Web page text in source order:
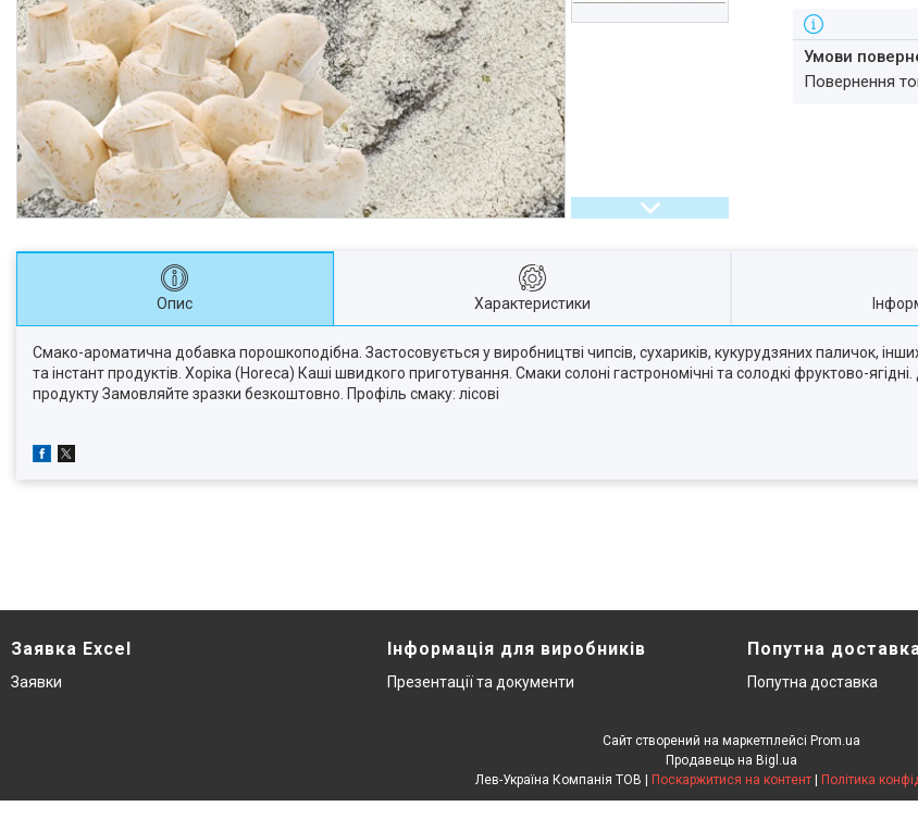
повернення
Опис Характеристики
Смако-ароматична добавка порошкоподібна. Застосовується у виробництві чипсів, сухариків, кукурудзяних паличок,
та інстант продуктів. Хоріка (Horeca) Каші швидкого приготування. Смаки солоні гастрономічні та солодкі фруктово-
продукту Замовляйте зразки безкоштовно. Профіль смаку: лісові
Заявка Excel
Заявки
Інформація для виробників
Презентації та документи
Попутна
Попутна доставка
Сайт створений на маркетплейсі Prom.ua
Продавець на Bigl.ua
Поскаржитися на контент Політика